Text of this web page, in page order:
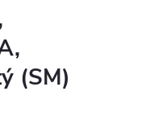
(SM)